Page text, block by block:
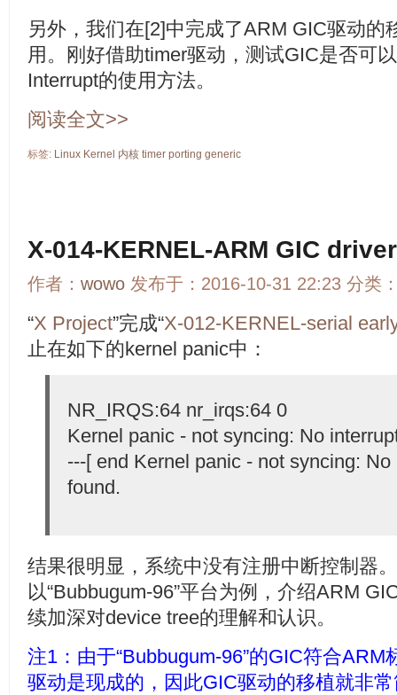
另外，我们在[2]中完成了ARM GIC驱动的
用。刚好借助timer驱动，测试GIC是否可
Interrupt的使用方法。
阅读全文>>
标签: Linux Kernel 内核 timer porting generic
X-014-KERNEL-ARM GIC
作者： wowo 发布于：2016-10-31 22:23 分类
“X Project”完成“X-012-KERNEL-serial
止在如下的kernel panic中：
NR_IRQS:64 nr_irqs:64 0
Kernel panic - not syncing: No
---[ end Kernel panic - not syncing:
found.
结果很明显，系统中没有注册中断控制器
以“Bubbugum-96”平台为例，介绍ARM
续加深对device tree的理解和认识。
注1：由于“Bubbugum-96”的GIC符合
驱动是现成的，因此GIC驱动的移植就非